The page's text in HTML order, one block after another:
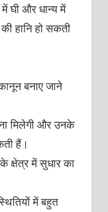
घी और धान्य में
हानि हो सकती
बनाए जाने
मिलेगी और उनके
हैं।
क्षेत्र में सुधार का
में बहुत